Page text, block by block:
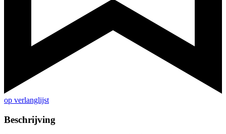
op verlanglijst
Beschrijving